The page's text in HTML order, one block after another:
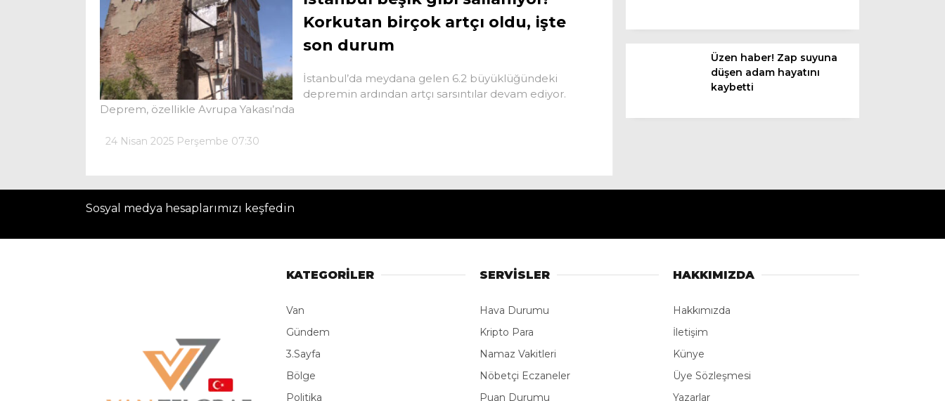
Korkutan birçok artçı oldu, işte
son durum
İstanbul’da meydana gelen 6.2 büyüklüğündeki
depremin ardından artçı sarsıntılar devam ediyor.
Deprem, özellikle Avrupa Yakası’nda
24 Nisan 2025 Perşembe 07:30
Üzen haber! Zap suyuna
düşen adam hayatını
kaybetti
Sosyal medya hesaplarımızı keşfedin
KATEGORİLER
Van
Gündem
3.Sayfa
Bölge
Politika
SERVİSLER
Hava Durumu
Kripto Para
Namaz Vakitleri
Nöbetçi Eczaneler
Puan Durumu
HAKKIMIZDA
Hakkımızda
İletişim
Künye
Üye Sözleşmesi
Yazarlar